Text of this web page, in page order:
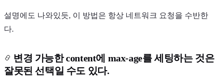
설명에도 나와있듯, 이 방법은 항상 네트워크 요청을 수반한
다.
변경 가능한 content에 max-age를 세팅하는 것은
잘못된 선택일 수도 있다.